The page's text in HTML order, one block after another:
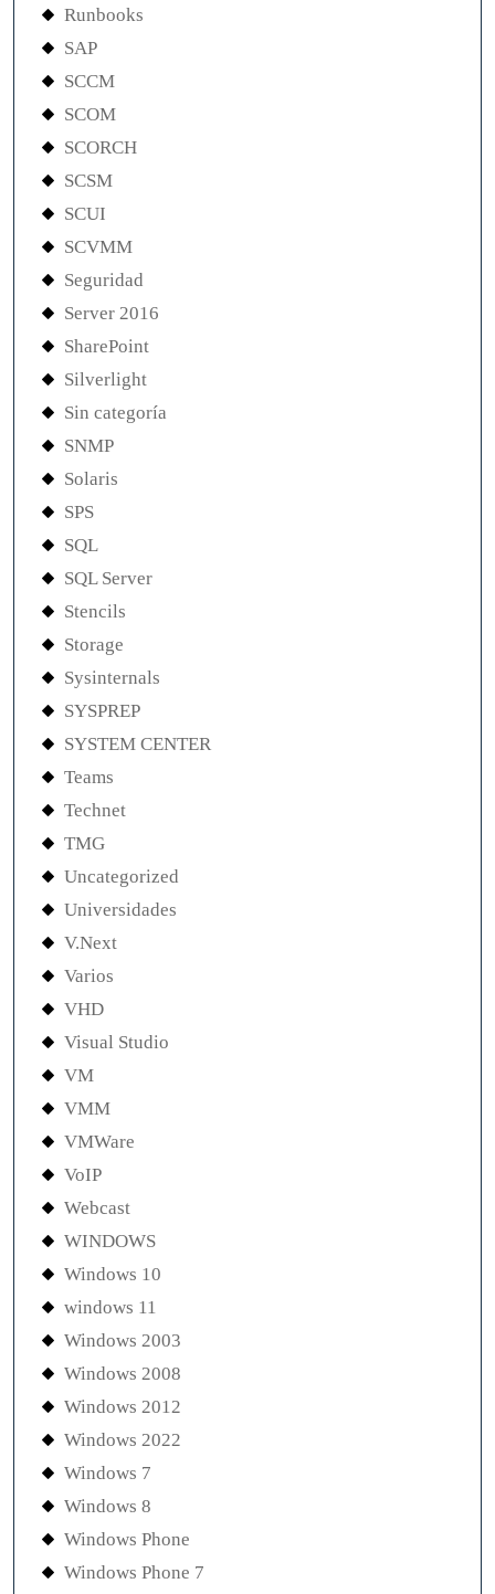
Runbooks
SAP
SCCM
SCOM
SCORCH
SCSM
SCUI
SCVMM
Seguridad
Server 2016
SharePoint
Silverlight
Sin categoría
SNMP
Solaris
SPS
SQL
SQL Server
Stencils
Storage
Sysinternals
SYSPREP
SYSTEM CENTER
Teams
Technet
TMG
Uncategorized
Universidades
V.Next
Varios
VHD
Visual Studio
VM
VMM
VMWare
VoIP
Webcast
WINDOWS
Windows 10
windows 11
Windows 2003
Windows 2008
Windows 2012
Windows 2022
Windows 7
Windows 8
Windows Phone
Windows Phone 7